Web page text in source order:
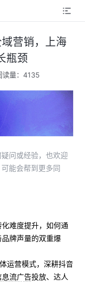
营销，上海
瓶颈
量： 4135
问或经验，也欢迎
能会帮到更多同
难度提升，如何通
牌声量的双重爆
运营模式，深耕抖音
流广告投放、达人